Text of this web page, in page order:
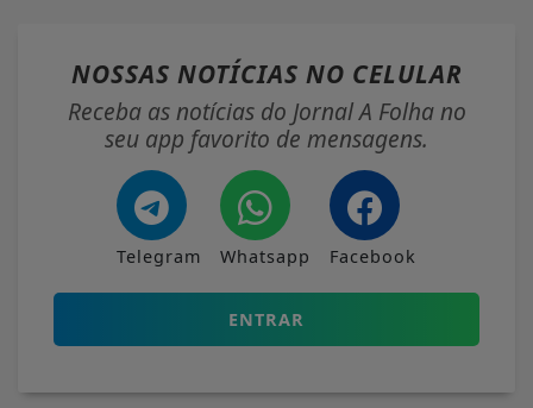
NOSSAS NOTÍCIAS NO CELULAR
Receba as notícias do Jornal A Folha no
seu app favorito de mensagens.
Telegram Whatsapp Facebook
ENTRAR